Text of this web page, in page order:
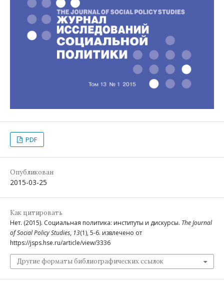
PDF
Опубликован
2015-03-25
Как цитировать
Нет. (2015). Социальная политика: институты и дискурсы. The Journal
of Social Policy Studies, 13(1), 5-6. извлечено от
https://jsps.hse.ru/article/view/3336
Другие форматы библиографических ссылок